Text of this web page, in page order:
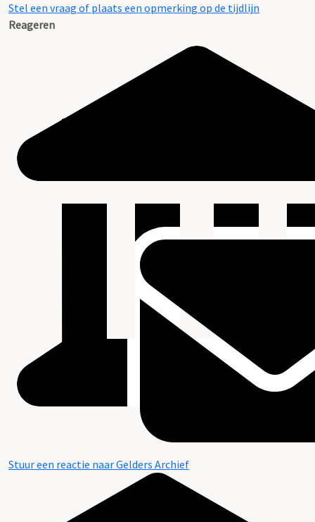
Stel een vraag of plaats een opmerking op de tijdlijn
Reageren
Stuur een reactie naar Gelders Archief